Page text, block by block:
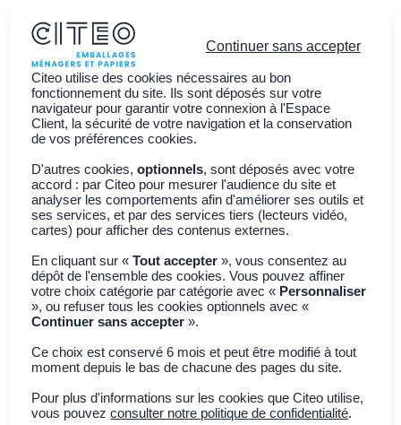
Vous êtes ?
Découvrir CITEO
Actualités
Adhérer à CITEO
Retour à toutes les actualités
Déchets abandonnés
Zéro déchet
abandonné : la
Continuer sans accepter
Citeo utilise des cookies nécessaires au bon
fonctionnement du site. Ils sont déposés sur votre
navigateur pour garantir votre connexion à l'Espace
Client, la sécurité de votre navigation et la conservation
de vos préférences cookies.
D'autres cookies,optionnels, sont déposés avec votre
accord : par Citeo pour mesurer l'audience du site et
analyser les comportements afin d'améliorer ses outils et
ses services, et par des services tiers (lecteurs vidéo,
cartes) pour afficher des contenus externes.
En cliquant sur «Tout accepter », vous consentez au
dépôt de l'ensemble des cookies. Vous pouvez affiner
votre choix catégorie par catégorie avec « Personnaliser
», ou refuser tous les cookies optionnels avec «
Continuer sans accepter ».
Ce choix est conservé 6 mois et peut être modifié à tout
moment depuis le bas de chacune des pages du site.
Pour plus d'informations sur les cookies que Citeo utilise,
vous pouvezconsulter notre politique de confidentialité.